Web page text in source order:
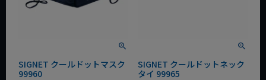
SIGNET クールドットマスク
99960
SIGNET クールドットネック
タイ 99965